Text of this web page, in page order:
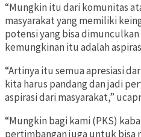
“Mungkin itu dari komunitas
masyarakat yang memiliki
potensi yang bisa
kemungkinan itu adalah
“Artinya itu semua apresiasi
kita harus pandang dan jadi
aspirasi dari masyarakat,”
“Mungkin bagi kami (PKS)
pertimbangan juga untuk bisa